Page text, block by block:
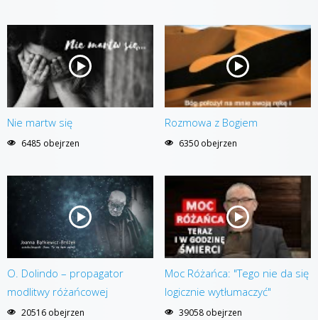
Nie martw się
6485 obejrzen
Rozmowa z Bogiem
6350 obejrzen
O. Dolindo – propagator
modlitwy różańcowej
20516 obejrzen
Moc Różańca: "Tego nie da się
logicznie wytłumaczyć"
39058 obejrzen